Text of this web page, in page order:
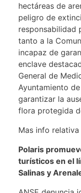
hectáreas de
peligro de
responsabilidad
tanto a la
incapaz de
enclave
General de
Ayuntamiento
garantizar la
flora protegida
Mas info
Polaris
turísticos en el
Salinas y